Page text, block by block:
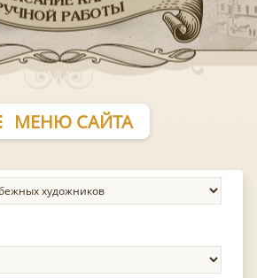
МЕНЮ САЙТА